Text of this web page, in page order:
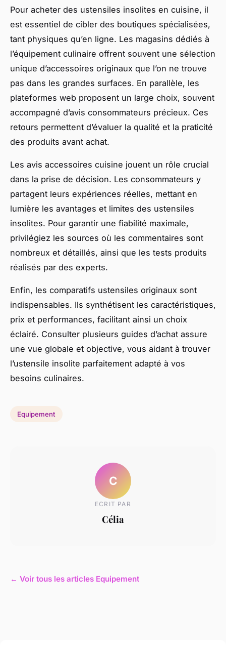
Pour acheter des ustensiles insolites en cuisine, il
est essentiel de cibler des boutiques spécialisées,
tant physiques qu’en ligne. Les magasins dédiés à
l’équipement culinaire offrent souvent une sélection
unique d’accessoires originaux que l’on ne trouve
pas dans les grandes surfaces. En parallèle, les
plateformes web proposent un large choix, souvent
accompagné d’avis consommateurs précieux. Ces
retours permettent d’évaluer la qualité et la praticité
des produits avant achat.
Les avis accessoires cuisine jouent un rôle crucial
dans la prise de décision. Les consommateurs y
partagent leurs expériences réelles, mettant en
lumière les avantages et limites des ustensiles
insolites. Pour garantir une fiabilité maximale,
privilégiez les sources où les commentaires sont
nombreux et détaillés, ainsi que les tests produits
réalisés par des experts.
Enfin, les comparatifs ustensiles originaux sont
indispensables. Ils synthétisent les caractéristiques,
prix et performances, facilitant ainsi un choix
éclairé. Consulter plusieurs guides d’achat assure
une vue globale et objective, vous aidant à trouver
l’ustensile insolite parfaitement adapté à vos
besoins culinaires.
Equipement
C
ECRIT PAR
Célia
← Voir tous les articles Equipement